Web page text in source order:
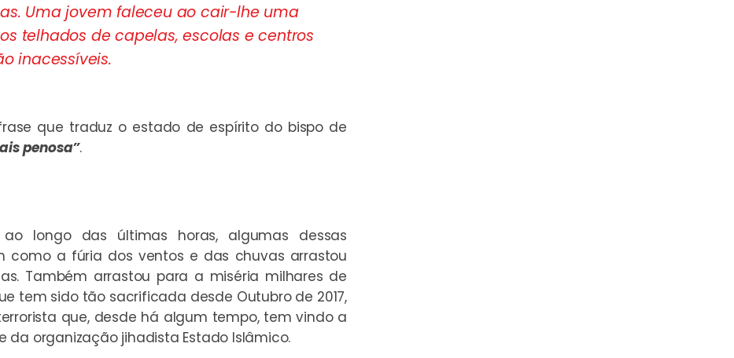
Uma jovem faleceu ao cair-lhe uma
telhados de capelas, escolas e centros
inacessíveis.
que traduz o estado de espírito do bispo de
penosa”.
longo das últimas horas, algumas dessas
como a fúria dos ventos e das chuvas arrastou
Também arrastou para a miséria milhares de
tem sido tão sacrificada desde Outubro de 2017,
que, desde há algum tempo, tem vindo a
organização jihadista Estado Islâmico.